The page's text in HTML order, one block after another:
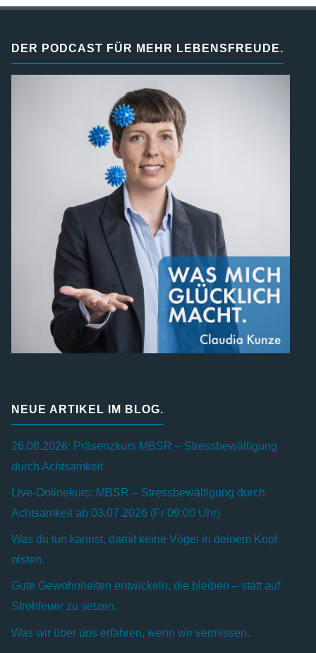
DER PODCAST FÜR MEHR LEBENSFREUDE.
NEUE ARTIKEL IM BLOG.
26.08.2026: Präsenzkurs MBSR – Stressbewältigung
durch Achtsamkeit
Live-Onlinekurs: MBSR – Stressbewältigung durch
Achtsamkeit ab 03.07.2026 (Fr 09:00 Uhr)
Was du tun kannst, damit keine Vögel in deinem Kopf
nisten.
Gute Gewohnheiten entwickeln, die bleiben – statt auf
Strohfeuer zu setzen.
Was wir über uns erfahren, wenn wir vermissen.